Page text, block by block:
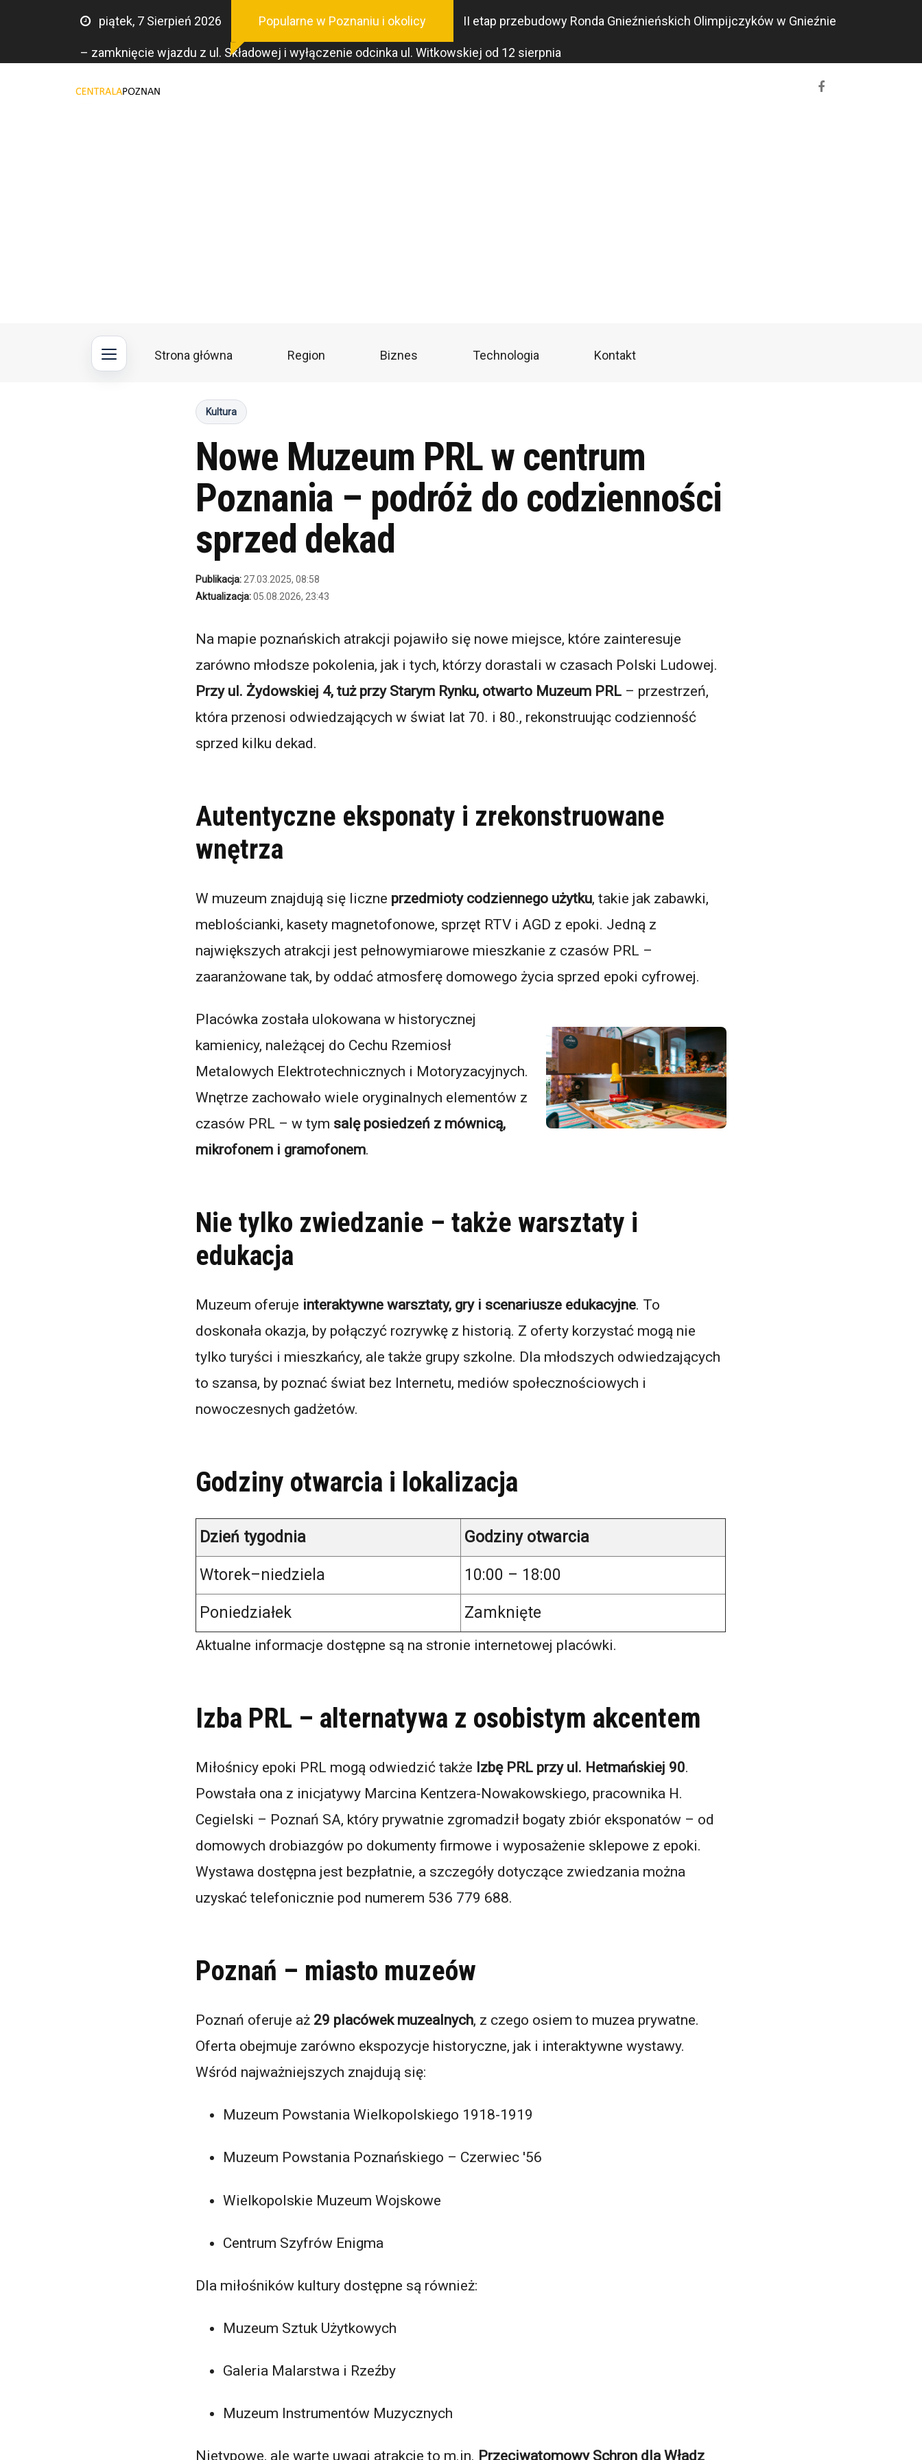
do
treści
piątek, 7 Sierpień 2026 Popularne w Poznaniu i okolicy II etap przebudowy Ronda Gnieźnieńskich Olimpijczyków w Gnieźnie
– zamknięcie wjazdu z ul. Składowej i wyłączenie odcinka ul. Witkowskiej od 12 sierpnia
navigation
Strona główna Region Biznes Technologia Kontakt
Kultura
Nowe Muzeum PRL w centrum
Poznania – podróż do codzienności
sprzed dekad
Publikacja: 27.03.2025, 08:58
Aktualizacja:05.08.2026, 23:43
Na mapie poznańskich atrakcji pojawiło się nowe miejsce, które zainteresuje
zarówno młodsze pokolenia, jak i tych, którzy dorastali w czasach Polski Ludowej.
Przy ul. Żydowskiej 4, tuż przy Starym Rynku, otwarto Muzeum PRL – przestrzeń,
która przenosi odwiedzających w świat lat 70. i 80., rekonstruując codzienność
sprzed kilku dekad.
Autentyczne eksponaty i zrekonstruowane
wnętrza
W muzeum znajdują się liczne przedmioty codziennego użytku, takie jak zabawki,
meblościanki, kasety magnetofonowe, sprzęt RTV i AGD z epoki. Jedną z
największych atrakcji jest pełnowymiarowe mieszkanie z czasów PRL –
zaaranżowane tak, by oddać atmosferę domowego życia sprzed epoki cyfrowej.
Placówka została ulokowana w historycznej
kamienicy, należącej do Cechu Rzemiosł
Metalowych Elektrotechnicznych i Motoryzacyjnych.
Wnętrze zachowało wiele oryginalnych elementów z
czasów PRL – w tym salę posiedzeń z mównicą,
mikrofonem i gramofonem.
Nie tylko zwiedzanie – także warsztaty i
edukacja
Muzeum oferuje interaktywne warsztaty, gry i scenariusze edukacyjne. To
doskonała okazja, by połączyć rozrywkę z historią. Z oferty korzystać mogą nie
tylko turyści i mieszkańcy, ale także grupy szkolne. Dla młodszych odwiedzających
to szansa, by poznać świat bez Internetu, mediów społecznościowych i
nowoczesnych gadżetów.
Godziny otwarcia i lokalizacja
Dzień tygodnia Godziny otwarcia
Wtorek–niedziela 10:00 – 18:00
Poniedziałek Zamknięte
Aktualne informacje dostępne są na stronie internetowej placówki.
Izba PRL – alternatywa z osobistym akcentem
Miłośnicy epoki PRL mogą odwiedzić także Izbę PRL przy ul. Hetmańskiej 90.
Powstała ona z inicjatywy Marcina Kentzera-Nowakowskiego, pracownika H.
Cegielski – Poznań SA, który prywatnie zgromadził bogaty zbiór eksponatów – od
domowych drobiazgów po dokumenty firmowe i wyposażenie sklepowe z epoki.
Wystawa dostępna jest bezpłatnie, a szczegóły dotyczące zwiedzania można
uzyskać telefonicznie pod numerem 536 779 688.
Poznań – miasto muzeów
Poznań oferuje aż 29 placówek muzealnych, z czego osiem to muzea prywatne.
Oferta obejmuje zarówno ekspozycje historyczne, jak i interaktywne wystawy.
Wśród najważniejszych znajdują się:
Muzeum Powstania Wielkopolskiego 1918-1919
Muzeum Powstania Poznańskiego – Czerwiec '56
Wielkopolskie Muzeum Wojskowe
Centrum Szyfrów Enigma
Dla miłośników kultury dostępne są również:
Muzeum Sztuk Użytkowych
Galeria Malarstwa i Rzeźby
Muzeum Instrumentów Muzycznych
Nietypowe, ale warte uwagi atrakcje to m.in. Przeciwatomowy Schron dla Władz